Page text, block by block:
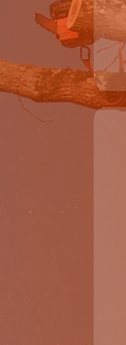
.
des
80
,
dans